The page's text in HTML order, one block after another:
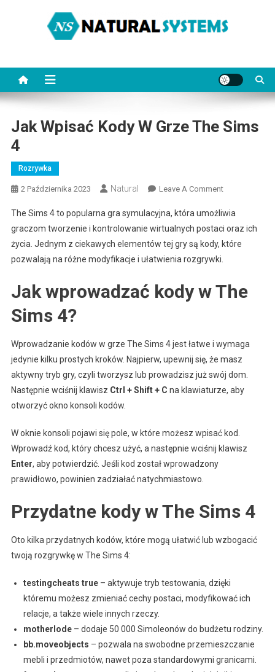
Jak Wpisać Kody W Grze The Sims
4
Rozrywka
2 Października 2023 Natural Leave A CommentOn
Wpisać
Kody
W
Sims
The Sims 4 to popularna gra symulacyjna, która umożliwia
graczom tworzenie i kontrolowanie wirtualnych postaci oraz ich
życia. Jednym z ciekawych elementów tej gry są kody, które
pozwalają na różne modyfikacje i ułatwienia rozgrywki.
Jak wprowadzać kody w The
Sims 4?
Wprowadzanie kodów w grze The Sims 4 jest łatwe i wymaga
jedynie kilku prostych kroków. Najpierw, upewnij się, że masz
aktywny tryb gry, czyli tworzysz lub prowadzisz już swój dom.
Następnie wciśnij klawisz Ctrl + Shift + C na klawiaturze, aby
otworzyć okno konsoli kodów.
W oknie konsoli pojawi się pole, w które możesz wpisać kod.
Wprowadź kod, który chcesz użyć, a następnie wciśnij klawisz
Enter, aby potwierdzić. Jeśli kod został wprowadzony
prawidłowo, powinien zadziałać natychmiastowo.
Przydatne kody w The Sims 4
Oto kilka przydatnych kodów, które mogą ułatwić lub wzbogacić
twoją rozgrywkę w The Sims 4:
testingcheats true– aktywuje tryb testowania, dzięki
któremu możesz zmieniać cechy postaci, modyfikować ich
relacje, a także wiele innych rzeczy.
motherlode– dodaje 50 000 Simoleonów do budżetu rodziny.
bb.moveobjects – pozwala na swobodne przemieszczanie
mebli i przedmiotów, nawet poza standardowymi granicami.